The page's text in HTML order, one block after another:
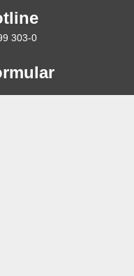
303-0